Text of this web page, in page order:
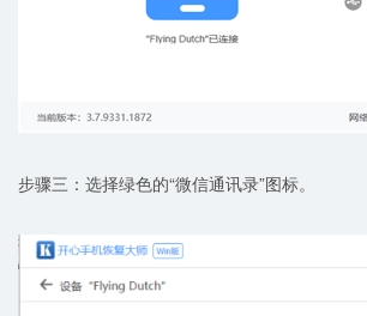
步骤三：选择绿色的“微信通讯录”图标。